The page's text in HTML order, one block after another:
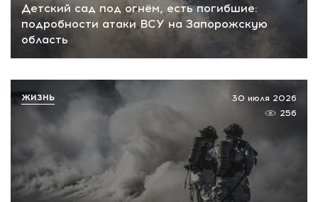
Детский сад под огнём, есть погибшие:
подробности атаки ВСУ на Запорожскую
область
30 июля 2026
256
ЖИЗНЬ